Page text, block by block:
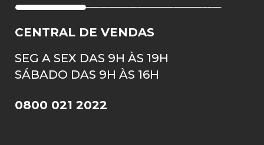
CENTRAL DE VENDAS
SEG A SEX DAS 9H ÀS 19H
SÁBADO DAS 9H ÀS 16H
0800 021 2022